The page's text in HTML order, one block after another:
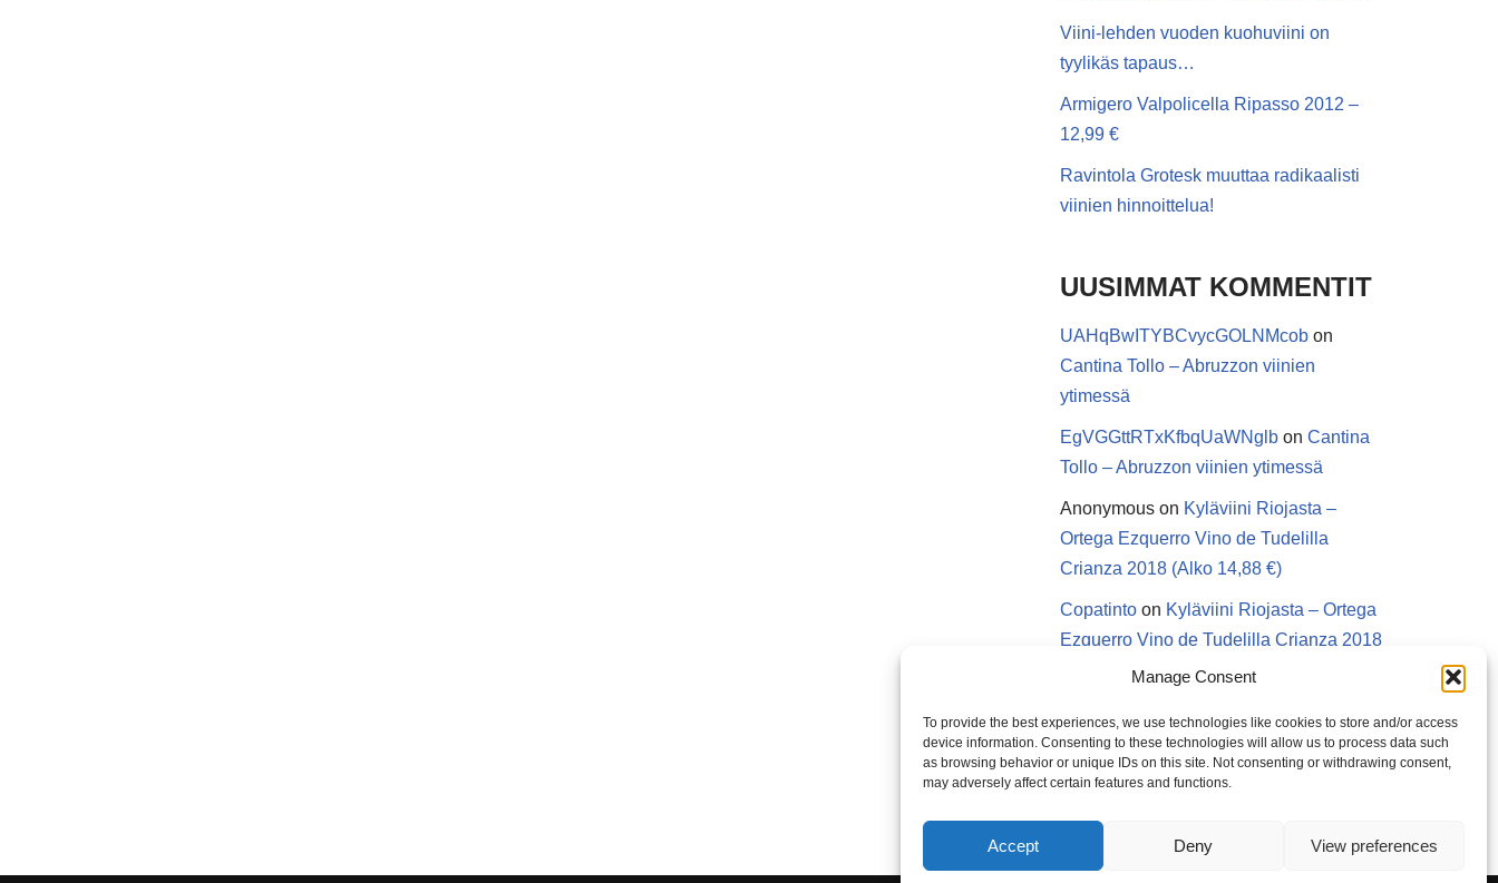
Manage Consent
To provide the best experiences, we use technologies like cookies to store and/or access
device information. Consenting to these technologies will allow us to process data such
as browsing behavior or unique IDs on this site. Not consenting or withdrawing consent,
may adversely affect certain features and functions.
Accept Deny View preferences
Viini-lehden vuoden kuohuviini on
tyylikäs tapaus…
Armigero Valpolicella Ripasso 2012 –
12,99 €
Ravintola Grotesk muuttaa radikaalisti
viinien hinnoittelua!
UUSIMMAT KOMMENTIT
UAHqBwITYBCvycGOLNMcob on
Cantina Tollo – Abruzzon viinien
ytimessä
EgVGGttRTxKfbqUaWNglb on Cantina
Tollo – Abruzzon viinien ytimessä
Anonymous on Kyläviini Riojasta –
Ortega Ezquerro Vino de Tudelilla
Crianza 2018 (Alko 14,88 €)
Copatinto on Kyläviini Riojasta – Ortega
Ezquerro Vino de Tudelilla Crianza 2018
(Alko 14,88 €)
Riojasta – Ortega Ezquerro Vino de
Tudelilla Crianza 2018 (Alko 14,88 €)